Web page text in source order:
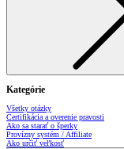
Kategórie
Všetky otázky
Certifikácia a overenie pravosti
Ako sa starať o šperky
Provízny systém / Affiliate
Ako určiť veľkosť